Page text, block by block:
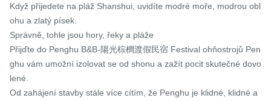
Když přijedete na pláž Shanshui, uvidíte modré moře, modrou obl
ohu a zlatý písek.
Správně, tohle jsou hory, řeky a pláže
Přijďte do Penghu B&B-陽光棕櫚渡假民宿 Festival ohňostrojů Pen
ghu vám umožní izolovat se od shonu a zažít pocit skutečné dovo
lené.
Od zahájení stavby stále více cítím, že Penghu je klidné, klidné a